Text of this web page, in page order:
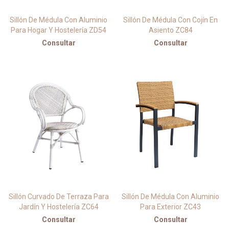
Sillón De Médula Con Aluminio
Para Hogar Y Hostelería ZD54
Consultar
Sillón De Médula Con Cojín En
Asiento ZC84
Consultar
Sillón Curvado De Terraza Para
Jardín Y Hostelería ZC64
Consultar
Sillón De Médula Con Aluminio
Para Exterior ZC43
Consultar